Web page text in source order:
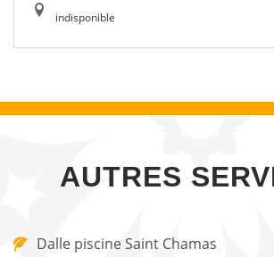
indisponible
AUTRES
Dalle piscine Saint Chamas